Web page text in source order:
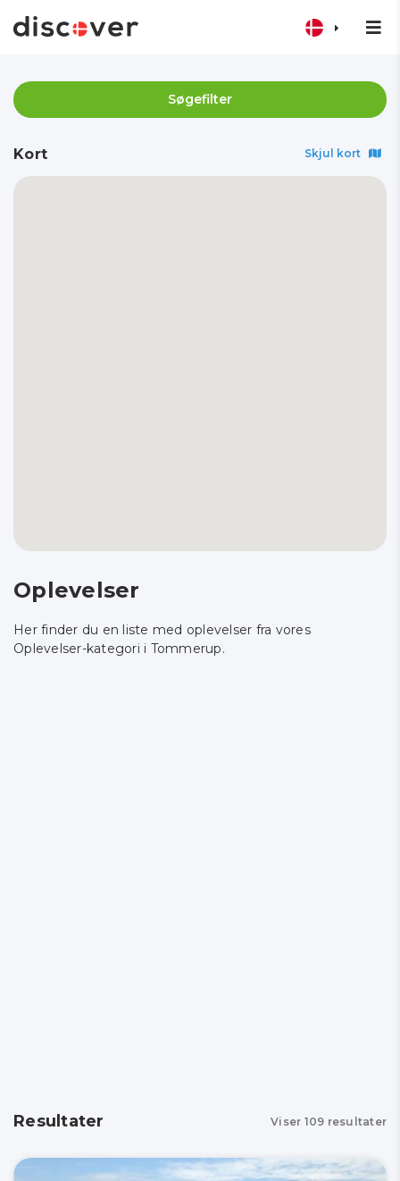
Søgefilter
Kort Skjul kort
Oplevelser
Her finder du en liste med oplevelser fra vores
Oplevelser-kategori i Tommerup.
Resultater Viser 109 resultater